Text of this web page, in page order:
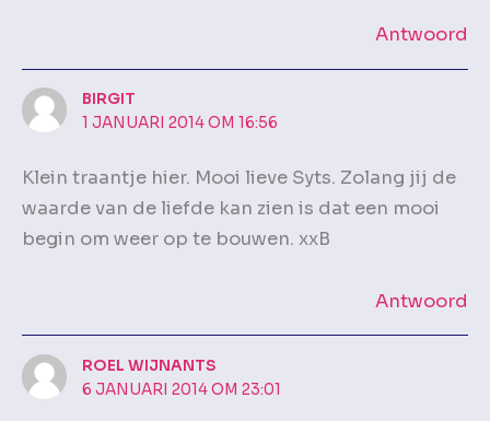
Antwoord
BIRGIT
1 JANUARI 2014 OM 16:56
Klein traantje hier. Mooi lieve Syts. Zolang jij de
waarde van de liefde kan zien is dat een mooi
begin om weer op te bouwen. xxB
Antwoord
ROEL WIJNANTS
6 JANUARI 2014 OM 23:01